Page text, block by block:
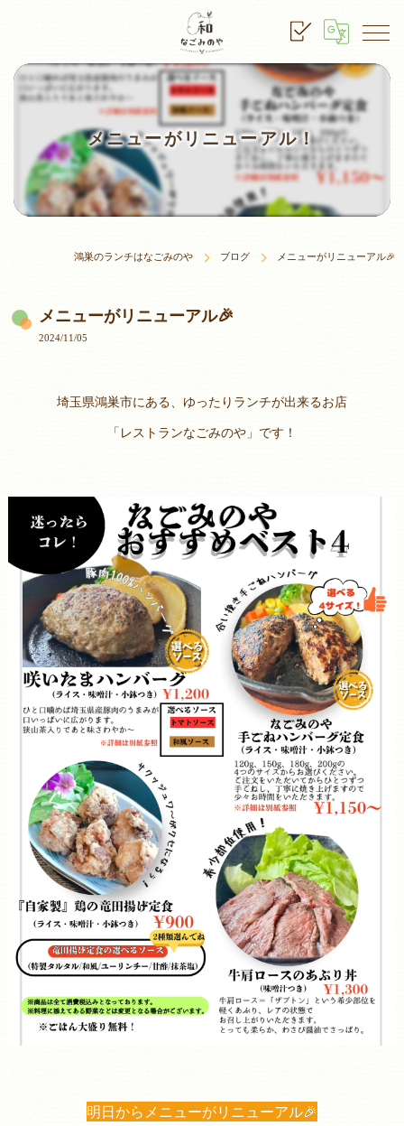
メニューがリニューアル！
鴻巣のランチはなごみのや ブログ メニューがリニューアル🎉
メニューがリニューアル🎉
2024/11/05
埼玉県鴻巣市にある、ゆったりランチが出来るお店
「レストランなごみのや」です！
明日からメニューがリニューアル🎉